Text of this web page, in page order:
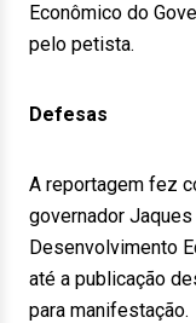
Econômico do
pelo petista.
Defesas
A reportagem fez
governador
Desenvolvimento
até a publicação
para manifestação.